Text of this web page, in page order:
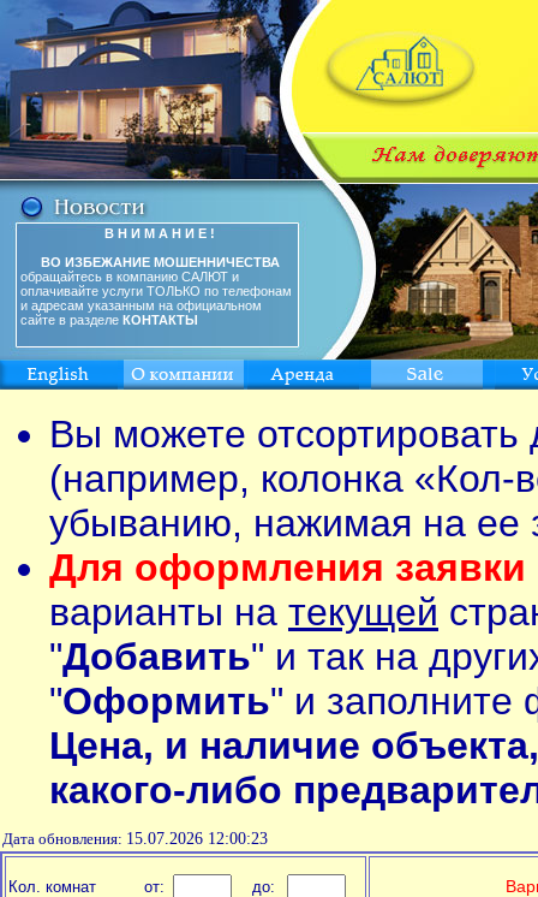
В Н И М А Н И Е !
ВО ИЗБЕЖАНИЕ МОШЕННИЧЕСТВА
обращайтесь в компанию САЛЮТ и
оплачивайте услуги ТОЛЬКО по телефонам
и адресам указанным на официальном
сайте в разделе КОНТАКТЫ
Вы можете
(например, колонка «Кол-
убыванию, нажимая на ее
Для оформления заявки
варианты на текущей
"Добавить" и так на
"Оформить" и заполните
Цена, и наличие
какого-либо
Дата обновления: 15.07.2026 12:00:23
Кол. комнат от: до: